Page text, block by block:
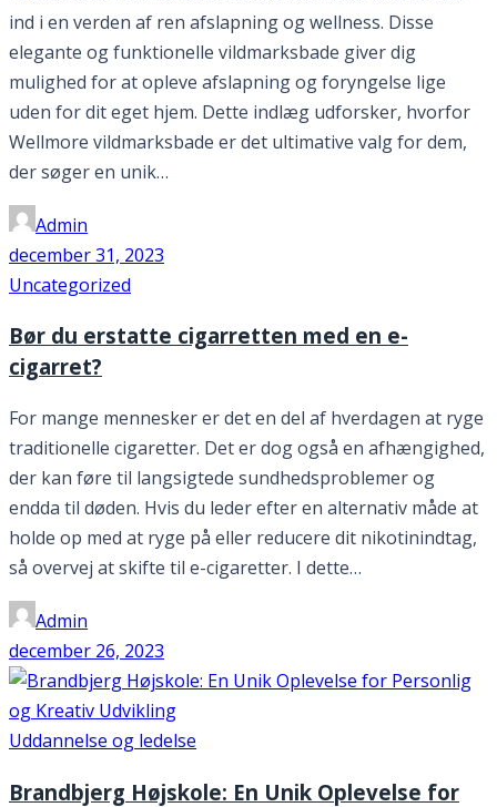
ind i en verden af ren afslapning og wellness. Disse
elegante og funktionelle vildmarksbade giver dig
mulighed for at opleve afslapning og foryngelse lige
uden for dit eget hjem. Dette indlæg udforsker, hvorfor
Wellmore vildmarksbade er det ultimative valg for dem,
der søger en unik…
Admin
december 31, 2023
Uncategorized
Bør du erstatte cigarretten med en e-
cigarret?
For mange mennesker er det en del af hverdagen at ryge
traditionelle cigaretter. Det er dog også en afhængighed,
der kan føre til langsigtede sundhedsproblemer og
endda til døden. Hvis du leder efter en alternativ måde at
holde op med at ryge på eller reducere dit nikotinindtag,
så overvej at skifte til e-cigaretter. I dette…
Admin
december 26, 2023
Uddannelse og ledelse
Brandbjerg Højskole: En Unik Oplevelse for